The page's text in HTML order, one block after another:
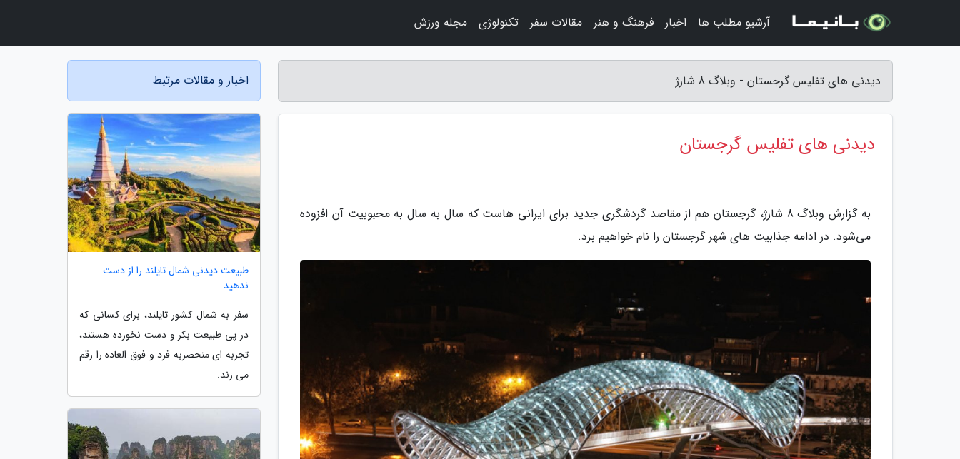
دیدنی های تفلیس گرجستان - وبلاگ 8 شارژ
دیدنی های تفلیس گرجستان
به گزارش وبلاگ 8 شارژ، گرجستان هم از مقاصد گردشگری جدید برای ایرانی هاست که سال به سال به محبوبیت آن افزوده
می‌شود. در ادامه جذابیت های شهر گرجستان را نام خواهیم برد.
اخبار و مقالات مرتبط
طبیعت دیدنی شمال تایلند را از دست
ندهید
سفر به شمال کشور تایلند، برای کسانی که
در پی طبیعت بکر و دست نخورده هستند،
تجربه ای منحصربه فرد و فوق العاده را رقم
می زند.
آرشیو مطلب ها اخبار فرهنگ و هنر مقالات سفر تکنولوژی مجله ورزش